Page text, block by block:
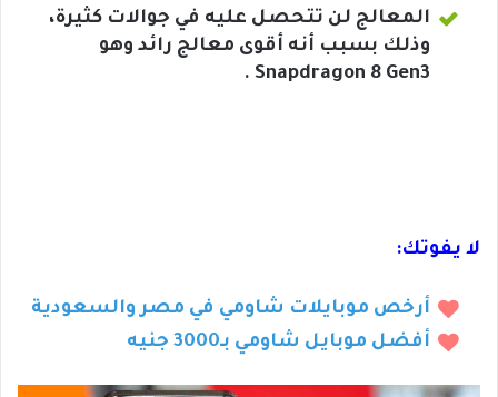
المعالج لن تتحصل عليه في جوالات كثيرة،
وذلك بسبب أنه أقوى معالج رائد وهو
Snapdragon 8 Gen3 .
لا يفوتك:
أرخص موبايلات شاومي في مصر والسعودية
أفضل موبايل شاومي بـ3000 جنيه